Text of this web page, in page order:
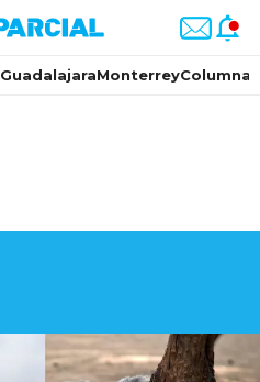
GuadalajaraMonterreyColumnas